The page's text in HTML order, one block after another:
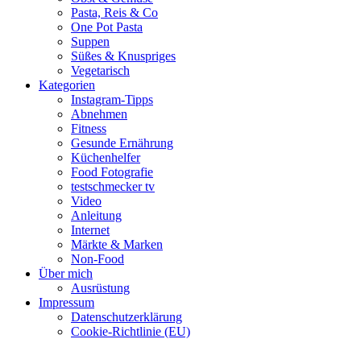
Pasta, Reis & Co
One Pot Pasta
Suppen
Süßes & Knuspriges
Vegetarisch
Kategorien
Instagram-Tipps
Abnehmen
Fitness
Gesunde Ernährung
Küchenhelfer
Food Fotografie
testschmecker tv
Video
Anleitung
Internet
Märkte & Marken
Non-Food
Über mich
Ausrüstung
Impressum
Datenschutzerklärung
Cookie-Richtlinie (EU)